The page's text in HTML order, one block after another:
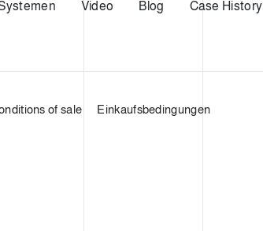
Video Blog Case History
of sale Einkaufsbedingungen